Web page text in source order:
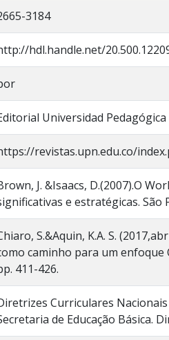
3184
hdl.handle.net/
Universidad
revistas.upn.edu.co/
J. &Isaacs, D.(2007).O
e estratégicas. São
S.&Aquin, K.A. S.
caminho para um enfoque
411-426.
Curriculares Nacionais
de Educação Básica.